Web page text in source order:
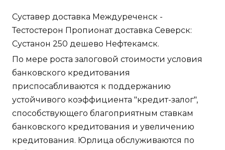
Суставер доставка Междуреченск -
Тестостерон Пропионат доставка Северск:
Сустанон 250 дешево Нефтекамск.
По мере роста залоговой стоимости условия
банковского кредитования
приспосабливаются к поддержанию
устойчивого коэффициента "кредит-залог",
способствующего благоприятным ставкам
банковского кредитования и увеличению
кредитования. Юрлица обслуживаются по